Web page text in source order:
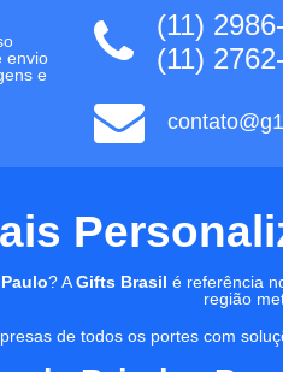
envio
e
(11)
(11)
? AGifts Brasil é referência
região
de todos os portes com